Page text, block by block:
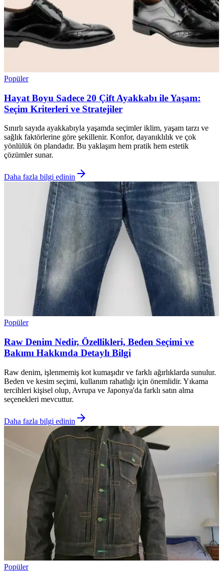
Popüler
Hayat Boyu Sadece 20 Çift Ayakkabı ile Yaşam:
Seçim Kriterleri ve Stratejiler
Sınırlı sayıda ayakkabıyla yaşamda seçimler iklim, yaşam tarzı ve
sağlık faktörlerine göre şekillenir. Konfor, dayanıklılık ve çok
yönlülük ön plandadır. Bu yaklaşım hem pratik hem estetik
çözümler sunar.
Daha fazla bilgi edinin
Popüler
Raw Denim Nedir, Özellikleri, Beden Seçimi ve
Bakımı Hakkında Detaylı Bilgi
Raw denim, işlenmemiş kot kumaşıdır ve farklı ağırlıklarda sunulur.
Beden ve kesim seçimi, kullanım rahatlığı için önemlidir. Yıkama
tercihleri kişisel olup, Avrupa ve Japonya'da farklı satın alma
seçenekleri mevcuttur.
Daha fazla bilgi edinin
Popüler